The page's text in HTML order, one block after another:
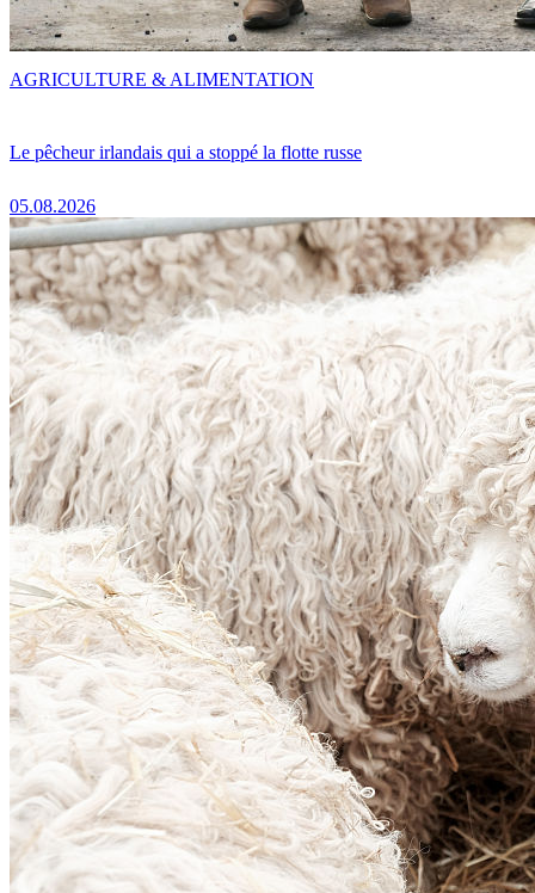
Le pêcheur irlandais qui a stoppé la flotte russe
05.08.2026
AGRICULTURE & ALIMENTATION